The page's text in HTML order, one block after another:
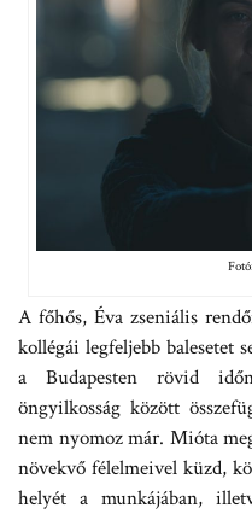
A főhős, Éva zseniális
kollégái legfeljebb balesetet
a Budapesten rövid
öngyilkosság között
nem nyomoz már. Mióta
növekvő félelmeivel küzd,
helyét a munkájában,